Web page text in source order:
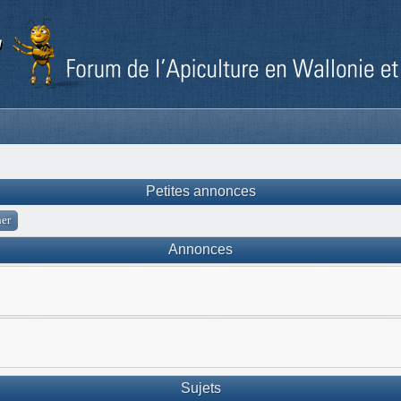
Petites annonces
Annonces
Sujets